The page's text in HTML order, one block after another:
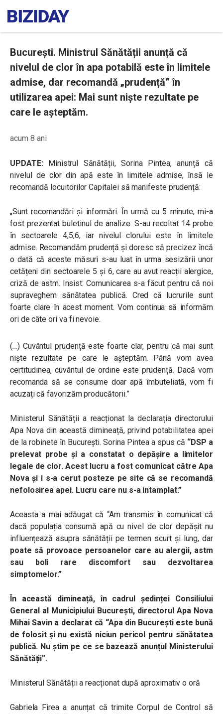
București. Ministrul Sănătății anunță că
nivelul de clor în apa potabilă este în limitele
admise, dar recomandă „prudență” în
utilizarea apei: Mai sunt niște rezultate pe
care le așteptăm.
acum 8 ani
UPDATE:Ministrul Sănătății, Sorina Pintea, anunță că
nivelul de clor din apă este în limitele admise, însă le
recomandă locuitorilor Capitalei să manifeste prudență:
„Sunt recomandări și informări. În urmă cu 5 minute, mi-a
fost prezentat buletinul de analize. S-au recoltat 14 probe
în sectoarele 4,5,6, iar nivelul clorului este în limitele
admise. Recomandăm prudență și doresc să precizez încă
o dată că aceste măsuri s-au luat în urma sesizării unor
cetățeni din sectoarele 5 și 6, care au avut reacții alergice,
criză de astm. Insist: Comunicarea s-a făcut pentru că noi
supraveghem sănătatea publică. Cred că lucrurile sunt
foarte clare în acest moment. Vom continua să informăm
ori de câte ori va fi nevoie.
(…) Cuvântul prudență este foarte clar, pentru că mai sunt
niște rezultate pe care le așteptăm. Până vom avea
certitudinea, cuvântul de ordine este prudență. Dacă vom
recomanda să se consume doar apă îmbuteliată, vom fi
acuzați că favorizăm producătorii.”
Ministerul Sănătății a reacționat la declarația directorului
Apa Nova din această dimineață, privind potabilitatea apei
de la robinete în București. Sorina Pintea a spus că “DSP a
prelevat probe și a constatat o depășire a limitelor
legale de clor. Acest lucru a fost comunicat către Apa
Nova și i s-a cerut posteze pe site că se recomandă
nefolosirea apei. Lucru care nu s-a intamplat.”
Aceasta a mai adăugat că “Am transmis în comunicat că
dacă populația consumă apă cu nivel de clor depășit nu
influențează asupra sănătății pe termen scurt și lung, dar
poate să provoace persoanelor care au alergii, astm
sau boli rare discomfort sau dezvoltarea
simptomelor.”
În această dimineață, în cadrul ședinței Consiliului
General al Municipiului București, directorul Apa Nova
Mihai Savin a declarat că “Apa din București este bună
de folosit și nu există niciun pericol pentru sănătatea
publică. Nu știm pe ce se bazează anunțul Ministerului
Sănătății”.
Ministerul Sănătății a reacționat după aproximativ o oră
Gabriela Firea a anunțat că trimite Corpul de Control să